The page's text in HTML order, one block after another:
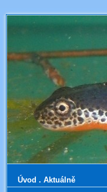
Úvod . Aktuálně